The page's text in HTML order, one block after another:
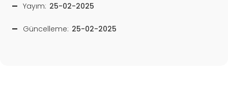
Yayım: 25-02-2025
Güncelleme: 25-02-2025